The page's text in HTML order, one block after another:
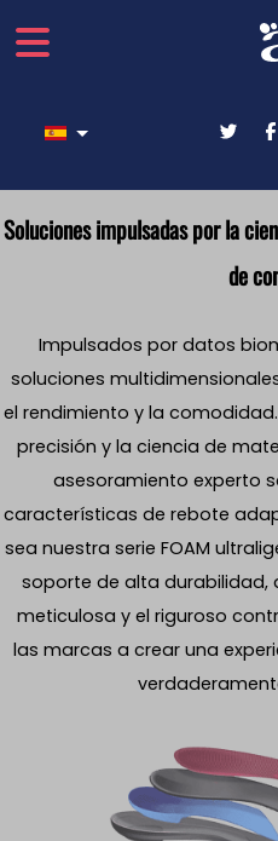
Seleccione su idioma
Soluciones impulsadas por la
de
Impulsados por datos
soluciones
el rendimiento y la
precisión y la ciencia de
asesoramiento experto
características de rebote
sea nuestra serie FOAM
soporte de alta
meticulosa y el riguroso
las marcas a crear una